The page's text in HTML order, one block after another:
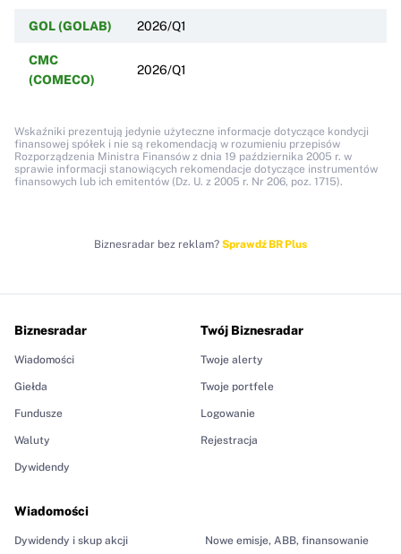
GOL (GOLAB) 2026/Q1
CMC
(COMECO)
2026/Q1
Wskaźniki prezentują jedynie użyteczne informacje dotyczące kondycji
finansowej spółek i nie są rekomendacją w rozumieniu przepisów
Rozporządzenia Ministra Finansów z dnia 19 października 2005 r. w
sprawie informacji stanowiących rekomendacje dotyczące instrumentów
finansowych lub ich emitentów (Dz. U. z 2005 r. Nr 206, poz. 1715).
Biznesradar bez reklam? Sprawdź BR Plus
Biznesradar
Wiadomości
Giełda
Fundusze
Waluty
Dywidendy
Wiadomości
Dywidendy i skup akcji Nowe emisje, ABB, finansowanie
Twój Biznesradar
Twoje alerty
Twoje portfele
Logowanie
Rejestracja